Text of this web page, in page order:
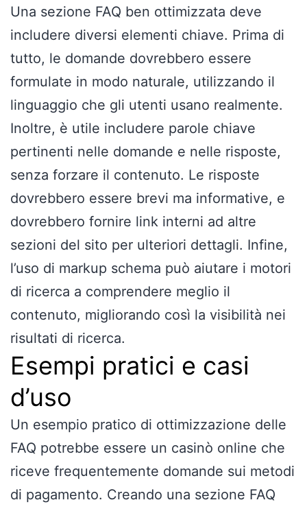
Una sezione FAQ ben ottimizzata deve
includere diversi elementi chiave. Prima di
tutto, le domande dovrebbero essere
formulate in modo naturale, utilizzando il
linguaggio che gli utenti usano realmente.
Inoltre, è utile includere parole chiave
pertinenti nelle domande e nelle risposte,
senza forzare il contenuto. Le risposte
dovrebbero essere brevi ma informative, e
dovrebbero fornire link interni ad altre
sezioni del sito per ulteriori dettagli. Infine,
l’uso di markup schema può aiutare i motori
di ricerca a comprendere meglio il
contenuto, migliorando così la visibilità nei
risultati di ricerca.
Esempi pratici e casi
d’uso
Un esempio pratico di ottimizzazione delle
FAQ potrebbe essere un casinò online che
riceve frequentemente domande sui metodi
di pagamento. Creando una sezione FAQ